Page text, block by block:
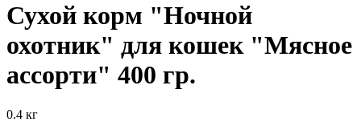
Сухой корм "Ночной
охотник" для кошек "Мясное
ассорти" 400 гр.
0.4 кг